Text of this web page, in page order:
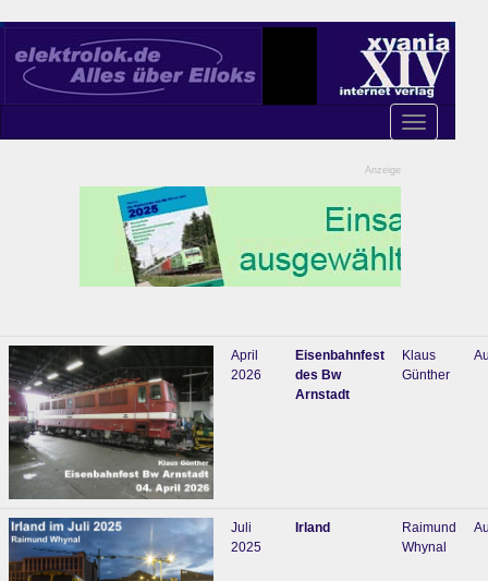
Toggle
navigation
Anzeige
April
2026
Eisenbahnfest
des Bw
Arnstadt
Klaus
Günther
Juli
2025
Irland
Raimund
Whynal